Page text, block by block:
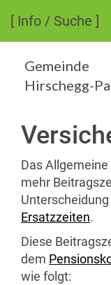
[ Info / Suche ]
Gemeinde
Hirschegg-
Das
mehr
Ersatzzeiten.
Diese
dem
wie folgt: